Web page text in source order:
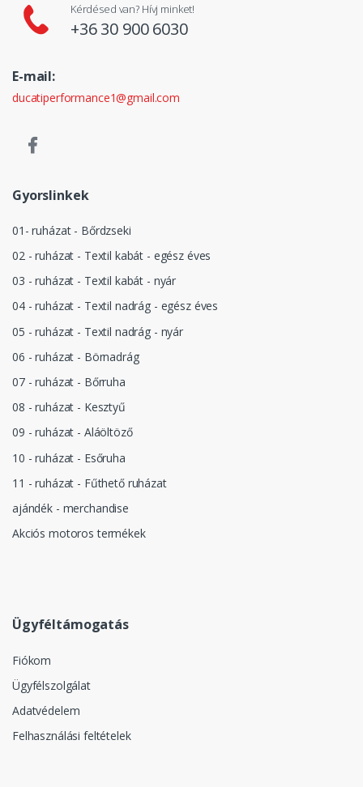
Kérdésed van? Hívj minket!
+36 30 900 6030
E-mail:
ducatiperformance1@gmail.com
Gyorslinkek
01- ruházat - Bőrdzseki
02 - ruházat - Textil kabát - egész éves
03 - ruházat - Textil kabát - nyár
04 - ruházat - Textil nadrág - egész éves
05 - ruházat - Textil nadrág - nyár
06 - ruházat - Börnadrág
07 - ruházat - Bőrruha
08 - ruházat - Kesztyű
09 - ruházat - Aláöltöző
10 - ruházat - Esőruha
11 - ruházat - Fűthető ruházat
ajándék - merchandise
Akciós motoros termékek
Ügyféltámogatás
Fiókom
Ügyfélszolgálat
Adatvédelem
Felhasználási feltételek